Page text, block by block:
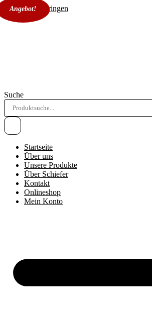
Zum Inhalt springen
Suche
Startseite
Über uns
Unsere Produkte
Über Schiefer
Kontakt
Onlineshop
Mein Konto
Angebot!